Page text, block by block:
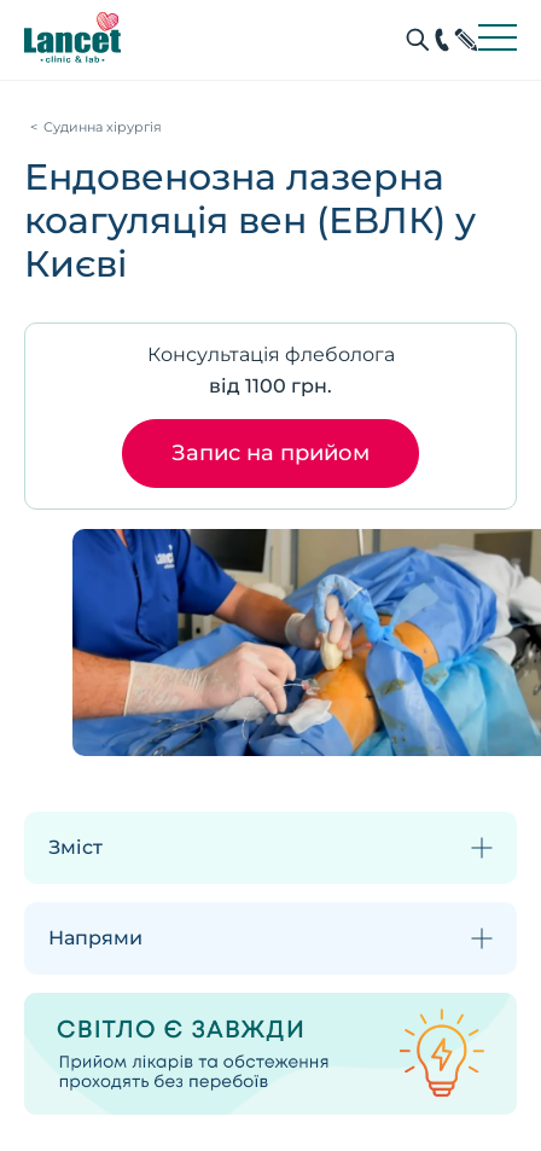
Судинна хірургія
Ендовенозна лазерна
коагуляція вен (ЕВЛК) у
Києві
Консультація флеболога
від 1100 грн.
Запис на прийом
Зміст
Напрями